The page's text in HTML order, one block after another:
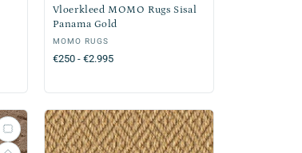
Vloerkleed MOMO Rugs Sisal
Panama Gold
Verkoper:
MOMO RUGS
Normale
€250 - €2.995